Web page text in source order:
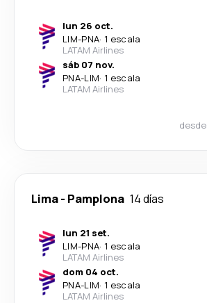
lun 26 oct.
LIM-PNA· 1 escala
LATAM Airlines
sáb 07 nov.
PNA-LIM· 1 escala
LATAM Airlines
desde
Lima- Pamplona 14 días
lun 21 set.
LIM-PNA· 1 escala
LATAM Airlines
dom 04 oct.
PNA-LIM· 1 escala
LATAM Airlines